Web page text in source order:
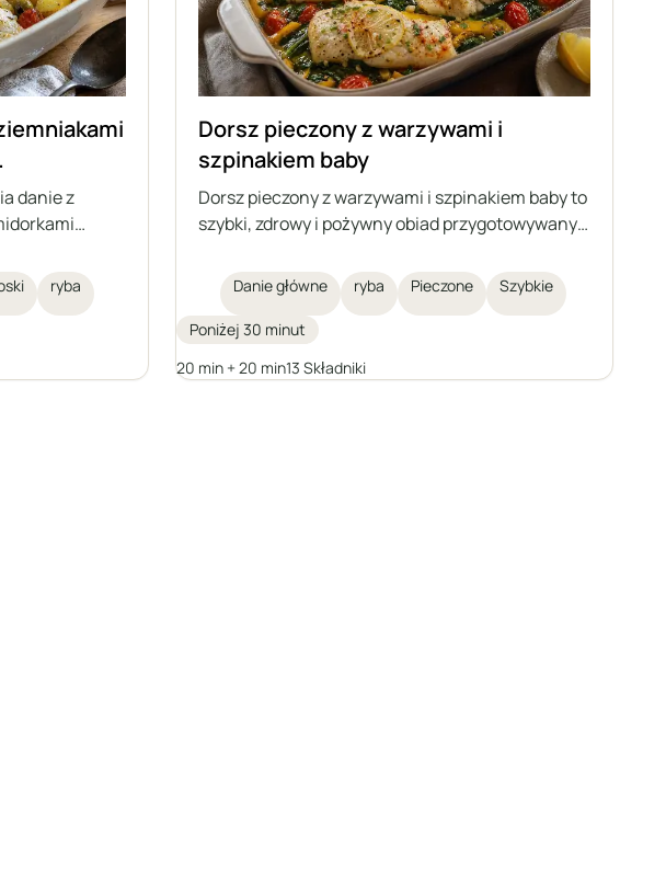
danie z
Idealna
wymaga
ryba
Dorsz pieczony z warzywami i
szpinakiem baby
Dorsz pieczony z warzywami i szpinakiem baby to
szybki, zdrowy i pożywny obiad przygotowywany
pieczone są na warzywach z dodatkiem
aromatycznych przypraw, oliwy i masła
klarowanego. Doskonały pomysł na główne danie
Danie główne ryba Pieczone Szybkie
Poniżej 30 minut
20 min + 20 min13 Składniki